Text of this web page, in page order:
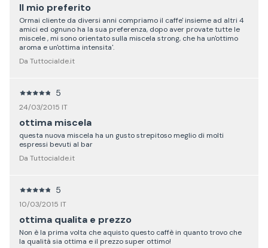
Il mio preferito
Ormai cliente da diversi anni compriamo il caffe' insieme ad altri 4
amici ed ognuno ha la sua preferenza, dopo aver provate tutte le
miscele , mi sono orientato sulla miscela strong, che ha un'ottimo
aroma e un'ottima intensita'.
Da Tuttocialde.it
5
24/03/2015 IT
ottima miscela
questa nuova miscela ha un gusto strepitoso meglio di molti
espressi bevuti al bar
Da Tuttocialde.it
5
10/03/2015 IT
ottima qualita e prezzo
Non è la prima volta che aquisto questo caffè in quanto trovo che
la qualità sia ottima e il prezzo super ottimo!